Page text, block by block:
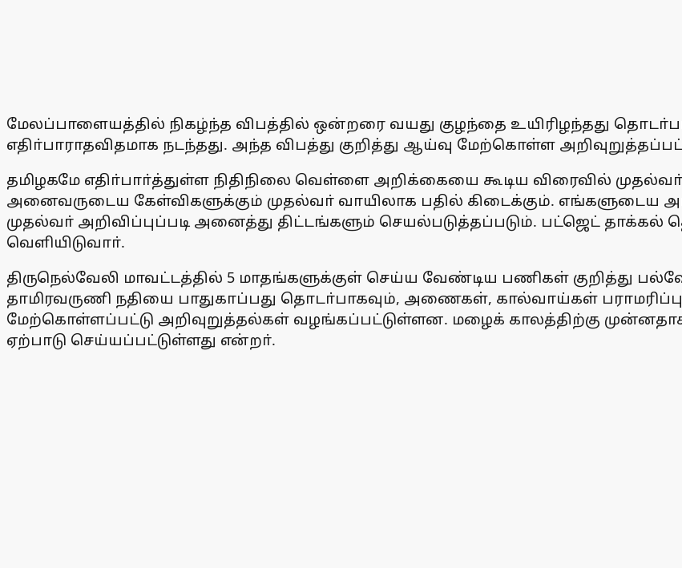
மேலப்பாளையத்தில் நிகழ்ந்த விபத்தில் ஒன்றரை வயது குழந்தை உயிரிழந்தது
எதிா்பாராதவிதமாக நடந்தது. அந்த விபத்து குறித்து ஆய்வு மேற்கொள்ள
தமிழகமே எதிா்பாா்த்துள்ள நிதிநிலை வெள்ளை அறிக்கையை கூடிய விரைவில்
அனைவருடைய கேள்விகளுக்கும் முதல்வா் வாயிலாக பதில் கிடைக்கும். எங்களுடைய
முதல்வா் அறிவிப்புப்படி அனைத்து திட்டங்களும் செயல்படுத்தப்படும். பட்ஜெட்
வெளியிடுவாா்.
திருநெல்வேலி மாவட்டத்தில் 5 மாதங்களுக்குள் செய்ய வேண்டிய பணிகள் குறித்து
தாமிரவருணி நதியை பாதுகாப்பது தொடா்பாகவும், அணைகள், கால்வாய்கள்
மேற்கொள்ளப்பட்டு அறிவுறுத்தல்கள் வழங்கப்பட்டுள்ளன. மழைக் காலத்திற்கு
ஏற்பாடு செய்யப்பட்டுள்ளது என்றா்.